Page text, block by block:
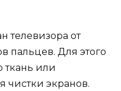
телевизора от
пальцев. Для этого
ткань или
чистки экранов.